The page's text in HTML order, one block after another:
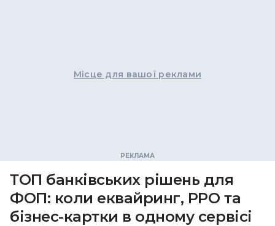
Місце для вашої реклами
ТОП банківських рішень для
ФОП: коли еквайринг, РРО та
бізнес-картки в одному сервісі